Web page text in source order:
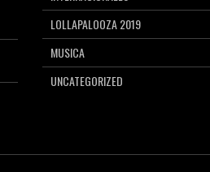
LOLLAPALOOZA 2019
MUSICA
UNCATEGORIZED